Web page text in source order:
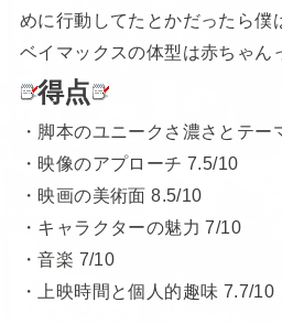
めに行動してたとかだったら僕
ベイマックスの体型は赤ちゃん
得点
・脚本のユニークさ濃さとテー
・映像のアプローチ 7.5/10
・映画の美術面 8.5/10
・キャラクターの魅力 7/10
・音楽 7/10
・上映時間と個人的趣味 7.7/10